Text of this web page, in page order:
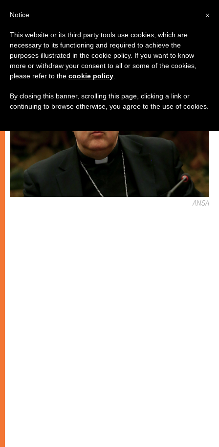
ARTE E CULTURA
ANSA
x
Notice
This website or its third party tools use cookies, which are
necessary to its functioning and required to achieve the
purposes illustrated in the cookie policy. If you want to know
more or withdraw your consent to all or some of the cookies,
please refer to the cookie policy
By closing this banner, scrolling this page, clicking a link or
continuing to browse otherwise, you agree to the use of cookies.